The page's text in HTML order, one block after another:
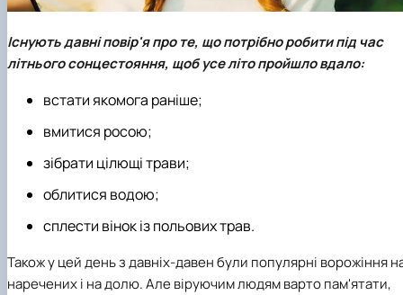
Існують давні повір'я про те, що потрібно робити під час
літнього сонцестояння, щоб усе літо пройшло вдало:
встати якомога раніше;
вмитися росою;
зібрати цілющі трави;
облитися водою;
сплести вінок із польових трав.
Також у цей день з давніх-давен були популярні ворожіння
наречених і на долю. Але віруючим людям варто пам'ятати,